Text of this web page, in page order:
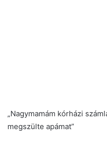
„Nagymamám kórházi
megszülte apámat”